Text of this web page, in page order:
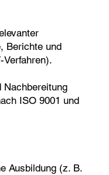
Berichte und
Verfahren).
Nachbereitung
ISO 9001 und
Ausbildung (z. B.